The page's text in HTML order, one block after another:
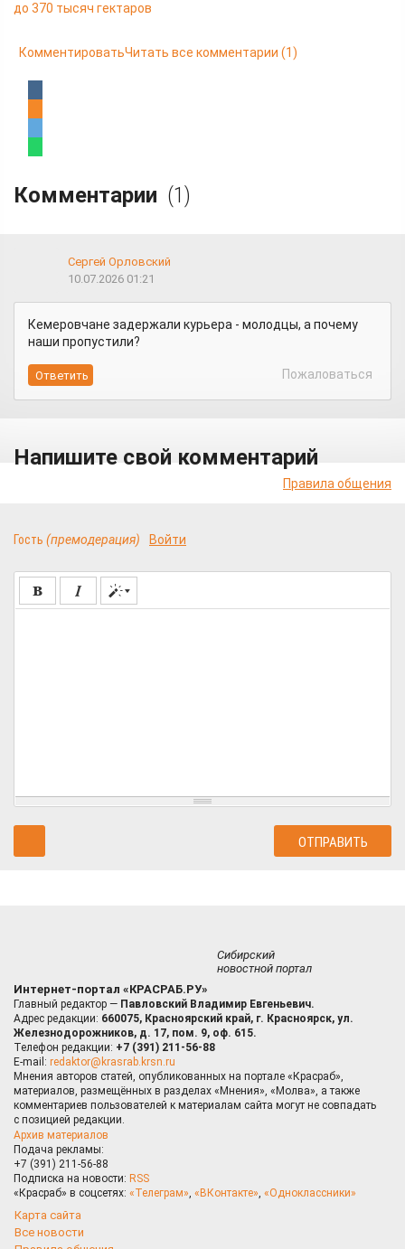
до 370 тысяч гектаров
КомментироватьЧитать все комментарии (1)
Комментарии (1)
Сергей Орловский
10.07.2026 01:21
Кемеровчане задержали курьера - молодцы, а почему
наши пропустили?
Пожаловаться
Напишите свой комментарий
Правила общения
Гость (премодерация) Войти
Сибирский
новостной портал
Интернет-портал «КРАСРАБ.РУ»
Главный редактор — Павловский Владимир Евгеньевич.
Адрес редакции: 660075, Красноярский край, г. Красноярск, ул.
Железнодорожников, д. 17, пом. 9, оф. 615.
Телефон редакции: +7 (391) 211-56-88
E-mail: redaktor@krasrab.krsn.ru
Мнения авторов статей, опубликованных на портале «Красраб»,
материалов, размещённых в разделах «Мнения», «Молва», а также
комментариев пользователей к материалам сайта могут не совпадать
с позицией редакции.
Архив материалов
Подача рекламы:
+7 (391) 211-56-88
Подписка на новости: RSS
«Красраб» в соцсетях: «Телеграм», «ВКонтакте», «Одноклассники»
Карта сайта
Все новости